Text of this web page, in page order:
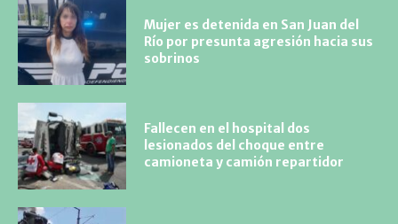
Mujer es detenida en San Juan del
Río por presunta agresión hacia sus
sobrinos
Fallecen en el hospital dos
lesionados del choque entre
camioneta y camión repartidor